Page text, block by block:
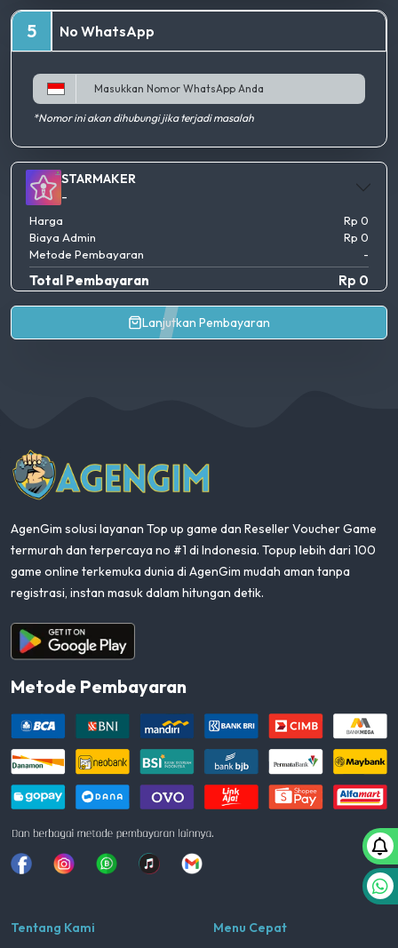
5 No WhatsApp
*Nomor ini akan dihubungi jika terjadi masalah
STARMAKER
-
Harga
Rp 0
Biaya Admin
Rp 0
Metode Pembayaran
-
Total Pembayaran Rp 0
Lanjutkan Pembayaran
AgenGim
AgenGim solusi layanan Top up game dan Reseller Voucher Game
termurah dan terpercaya no #1 di Indonesia. Topup lebih dari 100
game online terkemuka dunia di AgenGim mudah aman tanpa
registrasi, instan masuk dalam hitungan detik.
Aplikasi Android
Metode Pembayaran
FacebookInstagramWhatsapp
Tiktok youtube
Tentang Kami Menu Cepat